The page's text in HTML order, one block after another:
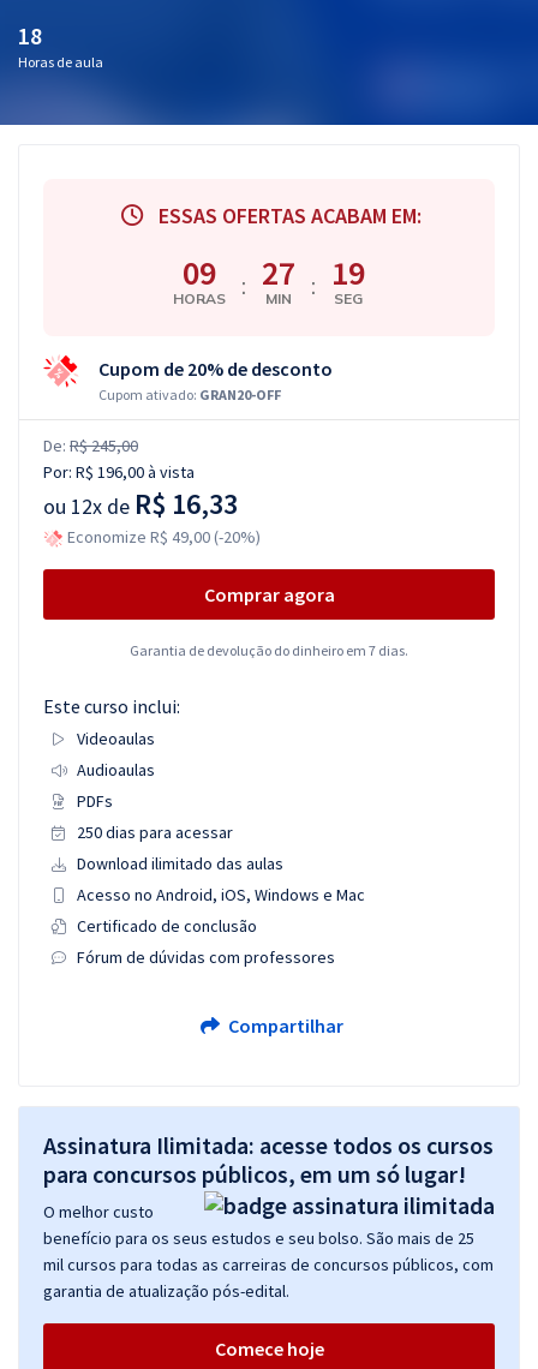
Atendimento
18
Horas de aula
ESSAS OFERTAS ACABAM EM:
09
HORAS : 27
MIN : 18
SEG
Cupom de 20% de desconto
Cupom ativado: GRAN20-OFF
De: R$ 245,00
Por: R$ 196,00à vista
ou 12x de R$ 16,33
Economize R$ 49,00 (-20%)
Comprar agora
Garantia de devolução do dinheiro em 7 dias.
Este curso inclui:
Videoaulas
Audioaulas
PDFs
250 dias para acessar
Download ilimitado das aulas
Acesso no Android, iOS, Windows e Mac
Certificado de conclusão
Fórum de dúvidas com professores
Compartilhar
Assinatura Ilimitada: acesse todos os cursos
para concursos públicos, em um só lugar!
O melhor custo
benefício para os seus estudos e seu bolso. São mais de 25
mil cursos para todas as carreiras de concursos públicos, com
garantia de atualização pós-edital.
Comece hoje